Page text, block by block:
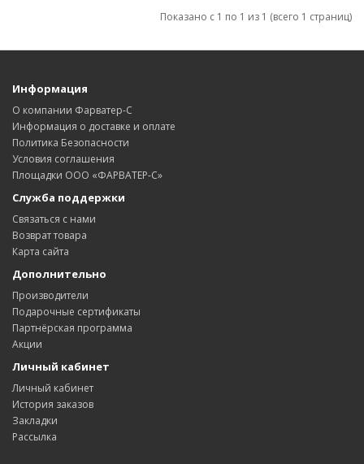
Показано с 1 по 1 из 1 (всего 1 страниц)
Информация
О компании Фарватер-С
Информация о доставке и оплате
Политика Безопасности
Условия соглашения
Площадки ООО «ФАРВАТЕР-С»
Служба поддержки
Связаться с нами
Возврат товара
Карта сайта
Дополнительно
Производители
Подарочные сертификаты
Партнёрская программа
Акции
Личный кабинет
Личный кабинет
История заказов
Закладки
Рассылка